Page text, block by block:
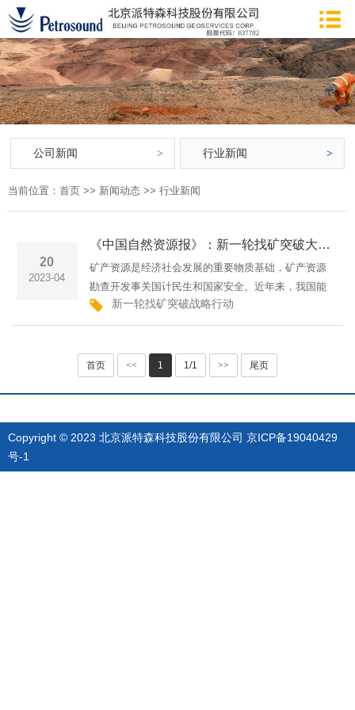
公司新闻 行业新闻
当前位置： 首页 >> 新闻动态 >> 行业新闻
20
2023-04
《中国自然资源报》：新一轮找矿突破大讨论 | 坚持绿色勘查 加强科技攻关
矿产资源是经济社会发展的重要物质基础，矿产资源
勘查开发事关国计民生和国家安全。近年来，我国能
源资源供需环境和安全环境发生了重大变化，保障国
家能源资源安全的重要性越发凸显。今年的全国自然
新一轮找矿突破战略行动
首页 << 1 1/1 >> 尾页
Copyright © 2023 北京派特森科技股份有限公司 京ICP备19040429
号-1